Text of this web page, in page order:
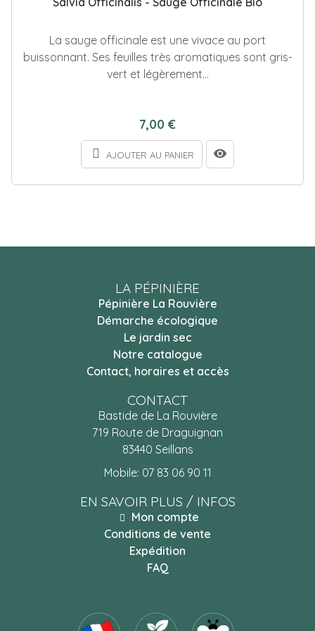
La sauge officinale est une vivace au port
buissonnant. Ses feuilles très aromatiques sont gris-
vert et légèrement...
7,00 €
AJOUTER AU PANIER
LA PÉPINIÈRE
Pépinière La Rouvière
Démarche écologique
Le jardin sec
Notre catalogue
Contact, horaires et accès
CONTACT
Bastide de La Rouvière
719 Route de Draguignan
83440 Seillans
Mobile: 07 83 06 90 11
EN SAVOIR PLUS / INFOS
Mon compte
Conditions de vente
Expédition
FAQ